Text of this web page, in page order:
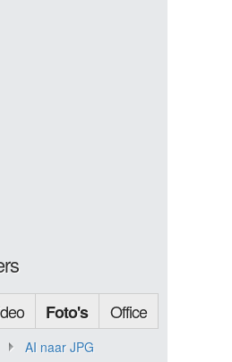
Foto's Office
AI naar JPG